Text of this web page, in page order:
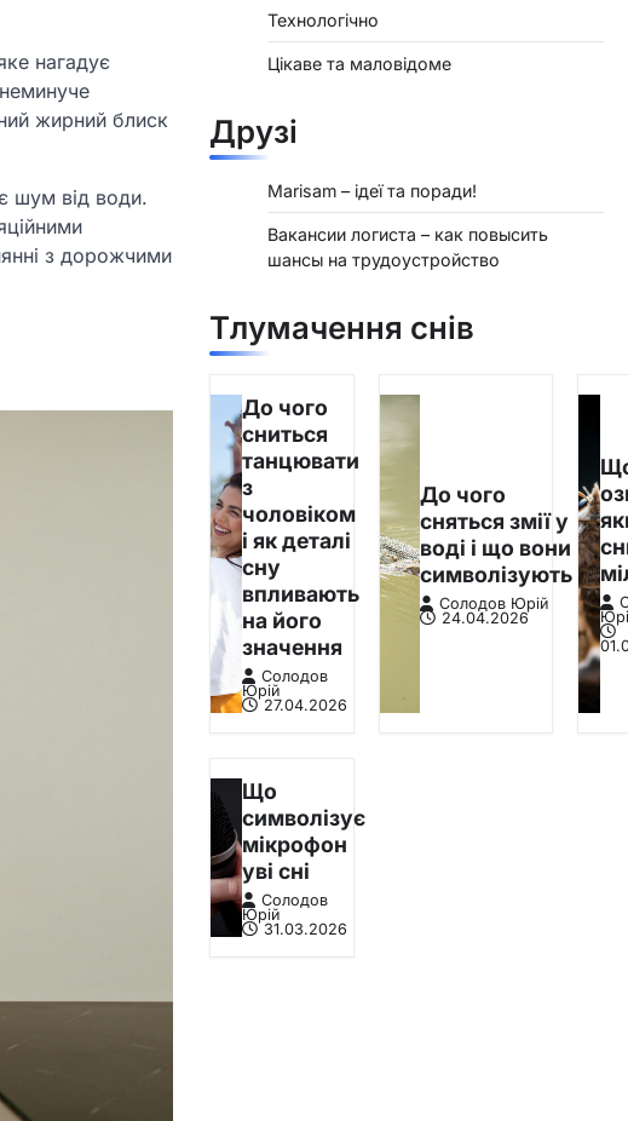
нагадує
жирний блиск
шум від води.
з дорожчими
Технологічно
Цікаве та маловідоме
Друзі
Marisam – ідеї та поради!
Вакансии логиста – как повысить
шансы на трудоустройство
Тлумачення снів
До чого
сниться
танцювати
з
чоловіком
і як деталі
сну
впливають
на його
значення
Солодов
Юрій
27.04.2026
До чого
сняться змії у
воді і що вони
символізують
Солодов Юрій
24.04.2026
Що
символізує
мікрофон
уві сні
Солодов
Юрій
31.03.2026